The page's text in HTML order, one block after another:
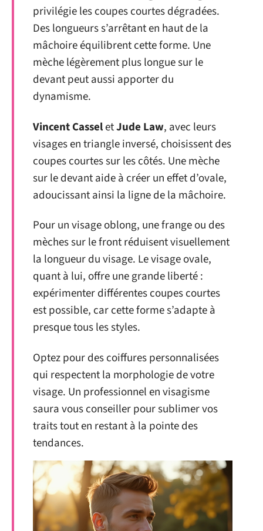
privilégie les coupes courtes dégradées.
Des longueurs s’arrêtant en haut de la
mâchoire équilibrent cette forme. Une
mèche légèrement plus longue sur le
devant peut aussi apporter du
dynamisme.
Vincent CasseletJude Law, avec leurs
visages en triangle inversé, choisissent des
coupes courtes sur les côtés. Une mèche
sur le devant aide à créer un effet d’ovale,
adoucissant ainsi la ligne de la mâchoire.
Pour un visage oblong, une frange ou des
mèches sur le front réduisent visuellement
la longueur du visage. Le visage ovale,
quant à lui, offre une grande liberté :
expérimenter différentes coupes courtes
est possible, car cette forme s’adapte à
presque tous les styles.
Optez pour des coiffures personnalisées
qui respectent la morphologie de votre
visage. Un professionnel en visagisme
saura vous conseiller pour sublimer vos
traits tout en restant à la pointe des
tendances.